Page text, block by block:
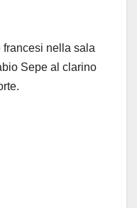
francesi nella sala
Sepe al clarino